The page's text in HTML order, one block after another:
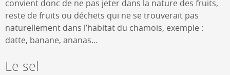
convient donc de ne pas jeter dans la nature des fruits,
reste de fruits ou déchets qui ne se trouverait pas
naturellement dans l’habitat du chamois, exemple :
datte, banane, ananas…
Le sel